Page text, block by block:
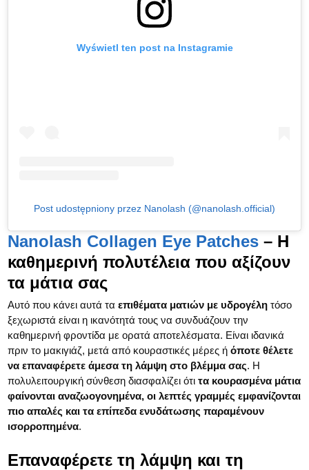
Wyświetl ten post na Instagramie
Post udostępniony przez Nanolash (@nanolash.official)
Nanolash Collagen Eye Patches – Η
καθημερινή πολυτέλεια που αξίζουν
τα μάτια σας
Αυτό που κάνει αυτά ταεπιθέματα ματιών με υδρογέλη τόσο
ξεχωριστά είναι η ικανότητά τους να συνδυάζουν την
καθημερινή φροντίδα με ορατά αποτελέσματα. Είναι ιδανικά
πριν το μακιγιάζ, μετά από κουραστικές μέρες ήόποτε θέλετε
να επαναφέρετε άμεσα τη λάμψη στο βλέμμα σας. Η
πολυλειτουργική σύνθεση διασφαλίζει ότιτα κουρασμένα μάτια
φαίνονται αναζωογονημένα, οι λεπτές γραμμές εμφανίζονται
πιο απαλές και τα επίπεδα ενυδάτωσης παραμένουν
ισορροπημένα.
Επαναφέρετε τη λάμψη και τη